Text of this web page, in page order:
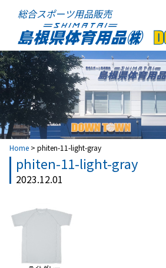
総合スポーツ用品販売
Home > phiten-11-light-gray
phiten-11-light-gray
2023.12.01